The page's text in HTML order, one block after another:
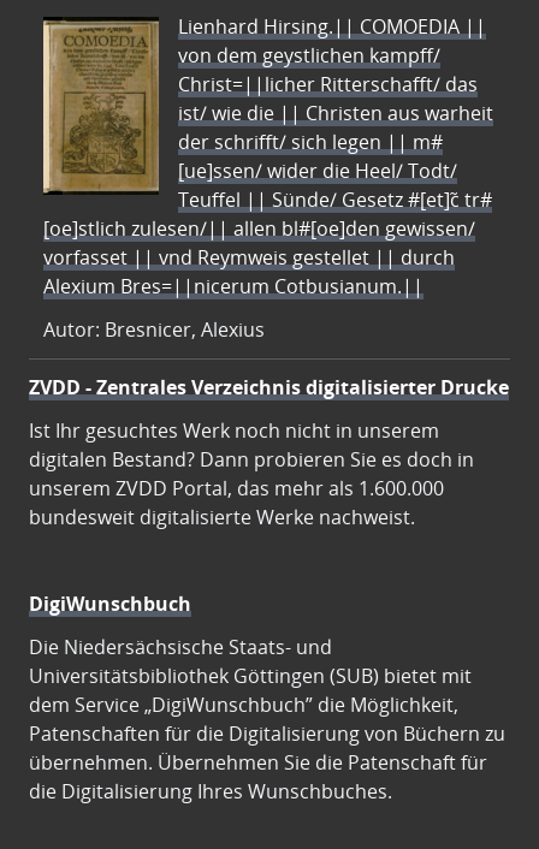
Lienhard Hirsing.|| COMOEDIA ||
von dem geystlichen kampff/
Christ=||licher Ritterschafft/ das
ist/ wie die || Christen aus warheit
der schrifft/ sich legen || m#
[ue]ssen/ wider die Heel/ Todt/
Teuffel || Sünde/ Gesetz #[et]c̃ tr#
[oe]stlich zulesen/|| allen bl#[oe]den gewissen/
vorfasset || vnd Reymweis gestellet || durch
Alexium Bres=||nicerum Cotbusianum.||
Autor: Bresnicer, Alexius
ZVDD - Zentrales Verzeichnis digitalisierter Drucke
Ist Ihr gesuchtes Werk noch nicht in unserem
digitalen Bestand? Dann probieren Sie es doch in
unserem ZVDD Portal, das mehr als 1.600.000
bundesweit digitalisierte Werke nachweist.
DigiWunschbuch
Die Niedersächsische Staats- und
Universitätsbibliothek Göttingen (SUB) bietet mit
dem Service „DigiWunschbuch” die Möglichkeit,
Patenschaften für die Digitalisierung von Büchern zu
übernehmen. Übernehmen Sie die Patenschaft für
die Digitalisierung Ihres Wunschbuches.